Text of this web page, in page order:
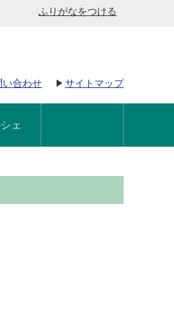
ふりがなをつける
い合わせ サイトマップ
ェ